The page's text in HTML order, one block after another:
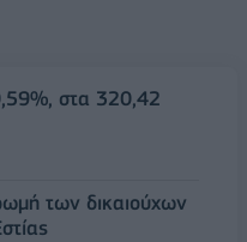
στα 320,42
των δικαιούχων